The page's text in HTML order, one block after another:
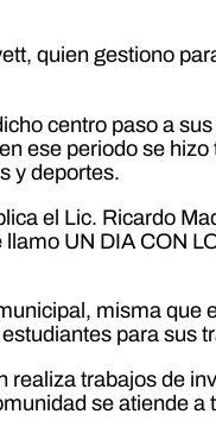
quien gestiono
centro paso a
ese periodo se hizo
y deportes.
el Lic. Ricardo
UN DIA CON
misma que
para sus
trabajos de
se atiende a